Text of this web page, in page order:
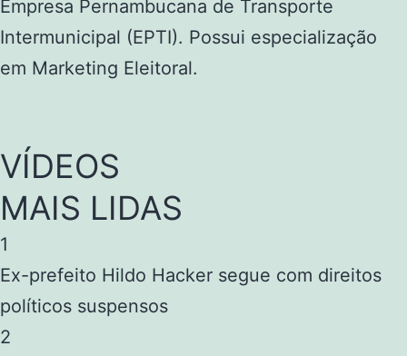
Empresa Pernambucana de Transporte
Intermunicipal (EPTI). Possui especialização
em Marketing Eleitoral.
VÍDEOS
MAIS LIDAS
1
Ex-prefeito Hildo Hacker segue com direitos
políticos suspensos
2